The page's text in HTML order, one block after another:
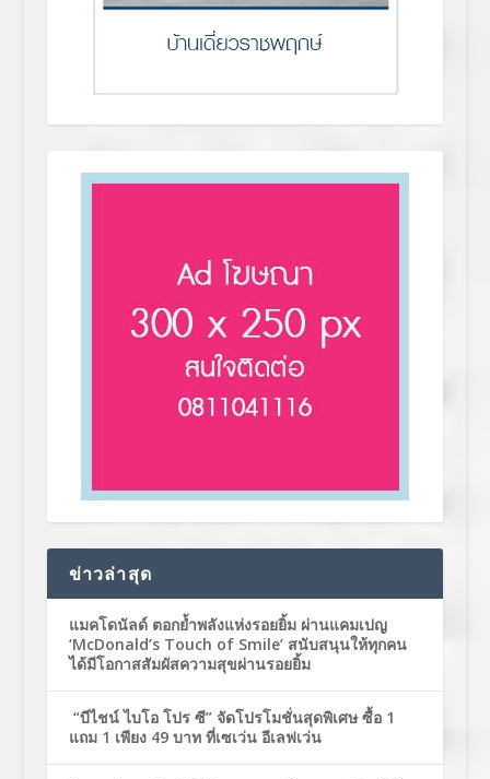
ข่าวล่าสุด
แมคโดนัลด์ ตอกย้ำพลังแห่งรอยยิ้ม ผ่านแคมเปญ
‘McDonald’s Touch of Smile’ สนับสนุนให้ทุกคน
ได้มีโอกาสสัมผัสความสุขผ่านรอยยิ้ม
“บีไชน์ ไบโอ โปร ซี” จัดโปรโมชั่นสุดพิเศษ ซื้อ 1
แถม 1 เพียง 49 บาท ที่เซเว่น อีเลฟเว่น